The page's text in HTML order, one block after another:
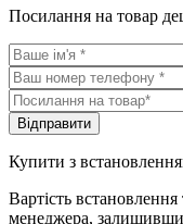
Посилання на товар
Вiдправити
Купити з
Вартість
менеджера, залишивши